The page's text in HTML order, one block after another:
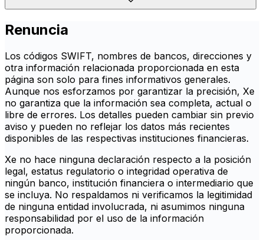
Renuncia
Los códigos SWIFT, nombres de bancos, direcciones y
otra información relacionada proporcionada en esta
página son solo para fines informativos generales.
Aunque nos esforzamos por garantizar la precisión, Xe
no garantiza que la información sea completa, actual o
libre de errores. Los detalles pueden cambiar sin previo
aviso y pueden no reflejar los datos más recientes
disponibles de las respectivas instituciones financieras.
Xe no hace ninguna declaración respecto a la posición
legal, estatus regulatorio o integridad operativa de
ningún banco, institución financiera o intermediario que
se incluya. No respaldamos ni verificamos la legitimidad
de ninguna entidad involucrada, ni asumimos ninguna
responsabilidad por el uso de la información
proporcionada.